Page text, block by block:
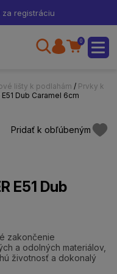
za registráciu
0
lišty k podlahám / Prvky k
Dub Caramel 6cm
Pridať k obľúbeným
E51 Dub
zakončenie
a odolných materiálov,
životnosť a dokonalý